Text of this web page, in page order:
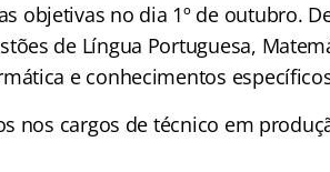
objetivas no dia 1º de outubro.
de Língua Portuguesa,
e conhecimentos
nos cargos de técnico em